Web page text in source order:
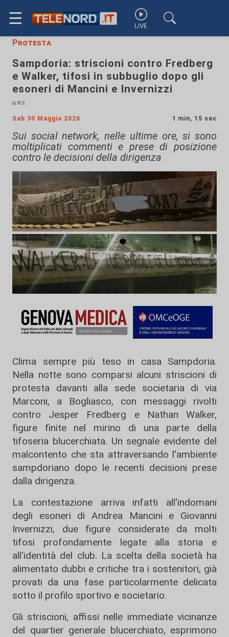
☰ LIVE
Protesta
Sampdoria: striscioni contro Fredberg
e Walker, tifosi in subbuglio dopo gli
esoneri di Mancini e Invernizzi
di R.S.
Sab 30 Maggio 2026 1 min, 15 sec
Sui social network, nelle ultime ore, si sono
moltiplicati commenti e prese di posizione
contro le decisioni della dirigenza
Clima sempre più teso in casa Sampdoria.
Nella notte sono comparsi alcuni striscioni di
protesta davanti alla sede societaria di via
Marconi, a Bogliasco, con messaggi rivolti
contro Jesper Fredberg e Nathan Walker,
figure finite nel mirino di una parte della
tifoseria blucerchiata. Un segnale evidente del
malcontento che sta attraversando l'ambiente
sampdoriano dopo le recenti decisioni prese
dalla dirigenza.
La contestazione arriva infatti all'indomani
degli esoneri di Andrea Mancini e Giovanni
Invernizzi, due figure considerate da molti
tifosi profondamente legate alla storia e
all'identità del club. La scelta della società ha
alimentato dubbi e critiche tra i sostenitori, già
provati da una fase particolarmente delicata
sotto il profilo sportivo e societario.
Gli striscioni, affissi nelle immediate vicinanze
del quartier generale blucerchiato, esprimono